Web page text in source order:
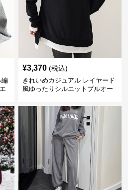
編
¥3,370 (税込)
きれいめカジュアル レイヤード
風ゆったりシルエットプルオー